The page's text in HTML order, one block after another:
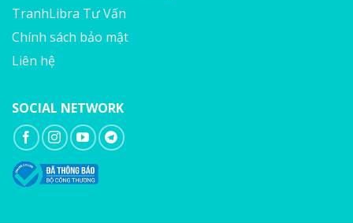
TranhLibra Tư Vấn
Chính sách bảo mật
Liên hệ
SOCIAL NETWORK